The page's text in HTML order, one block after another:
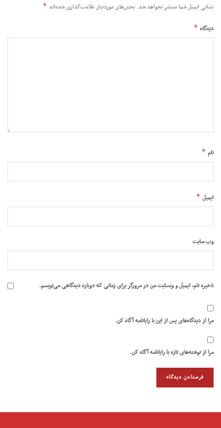
نشانی ایمیل شما منتشر نخواهد شد. بخش‌های موردنیاز علامت‌گذاری شده‌اند *
دیدگاه *
نام *
ایمیل *
وب‌ سایت
ذخیره نام، ایمیل و وبسایت من در مرورگر برای زمانی که دوباره دیدگاهی می‌نویسم.
مرا از دیدگاه‌های پس از این با رایانامه آگاه کن.
مرا از نوشته‌های تازه با رایانامه آگاه کن.